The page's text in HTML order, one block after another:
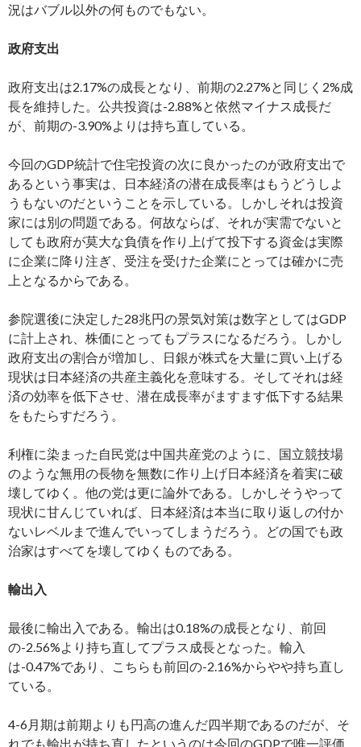
況はバブル以外の何ものでもない。
政府支出
政府支出は2.17%の成長となり、前期の2.27%と同じく2%成
長を維持した。公共投資は-2.88%と依然マイナス成長だ
が、前期の-3.90%よりは持ち直している。
今回のGDP統計で住宅投資の次に良かったのが政府支出で
あるという事実は、日本経済の潜在成長率はもうどうしよ
うもないのだということを示している。しかしそれは投資
家には別の問題である。何故ならば、それが実需でないと
しても政府が莫大な負債を作り上げて投下する資金は実際
に企業に降り注ぎ、受注を受けた企業にとっては確かに売
上となるからである。
参院選後に決定した28兆円の景気対策は数字としてはGDP
に計上され、株価にとってもプラスになるだろう。しかし
政府支出の割合が増加し、日銀が株式を大量に買い上げる
現状は日本経済の共産主義化を意味する。そしてそれは経
済の効率を低下させ、潜在成長率がますます低下する結果
をもたらすだろう。
利権に染まった自民党は中国共産党のように、国立競技場
のような無用の長物を無数に作り上げ日本経済を着実に破
壊してゆく。他の党は更に論外である。しかしそうやって
現状に甘んじていれば、日本経済は本当に取り返しの付か
ないレベルまで進んでいってしまうだろう。どの国でも政
治家はすべてを壊してゆくものである。
輸出入
最後に輸出入である。輸出は0.18%の成長となり、前回
の-2.56%より持ち直してプラス成長となった。輸入
は-0.47%であり、こちらも前回の-2.16%からやや持ち直し
ている。
4-6月期は前期よりも円高の進んだ四半期であるのだが、そ
れでも輸出が持ち直したというのは今回のGDPで唯一評価